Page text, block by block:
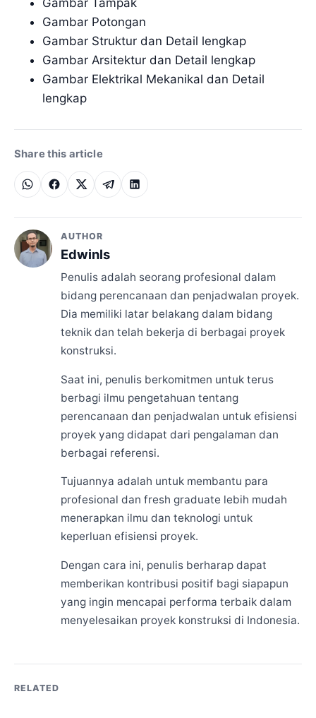
Gambar Tampak
Gambar Potongan
Gambar Struktur dan Detail lengkap
Gambar Arsitektur dan Detail lengkap
Gambar Elektrikal Mekanikal dan Detail
lengkap
Share this article
AUTHOR
Edwinls
Penulis adalah seorang profesional dalam
bidang perencanaan dan penjadwalan proyek.
Dia memiliki latar belakang dalam bidang
teknik dan telah bekerja di berbagai proyek
konstruksi.
Saat ini, penulis berkomitmen untuk terus
berbagi ilmu pengetahuan tentang
perencanaan dan penjadwalan untuk efisiensi
proyek yang didapat dari pengalaman dan
berbagai referensi.
Tujuannya adalah untuk membantu para
profesional dan fresh graduate lebih mudah
menerapkan ilmu dan teknologi untuk
keperluan efisiensi proyek.
Dengan cara ini, penulis berharap dapat
memberikan kontribusi positif bagi siapapun
yang ingin mencapai performa terbaik dalam
menyelesaikan proyek konstruksi di Indonesia.
RELATED